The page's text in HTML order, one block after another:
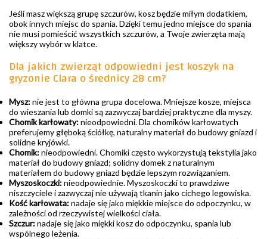
Jeśli masz większą grupę szczurów, kosz będzie miłym dodatkiem,
obok innych miejsc do spania. Dzięki temu jedno miejsce do spania
nie musi pomieścić wszystkich szczurów, a Twoje zwierzęta mają
większy wybór w klatce.
Dla jakich zwierząt odpowiedni jest koszyk na
gryzonie Clara o średnicy 28 cm?
Mysz:nie jest to główna grupa docelowa. Mniejsze kosze, miejsca
do wieszania lub domki są zazwyczaj bardziej praktyczne dla myszy.
Chomik karłowaty:nieodpowiedni. Dla chomików karłowatych
preferujemy głęboką ściółkę, naturalny materiał do budowy gniazd i
solidne kryjówki.
Chomik:nieodpowiedni. Chomiki często wykorzystują tekstylia jako
materiał do budowy gniazd; solidny domek z naturalnym
materiałem do budowy gniazd będzie lepszym rozwiązaniem.
Myszoskoczki:nieodpowiednie. Myszoskoczki to prawdziwe
niszczyciele i zazwyczaj nie używają tkanin jako cichego legowiska.
Kość karłowata:nadaje się jako miękkie miejsce do odpoczynku, w
zależności od rzeczywistej wielkości ciała.
Szczur:nadaje się jako miękki kosz do odpoczynku, spania lub
wspólnego leżenia.